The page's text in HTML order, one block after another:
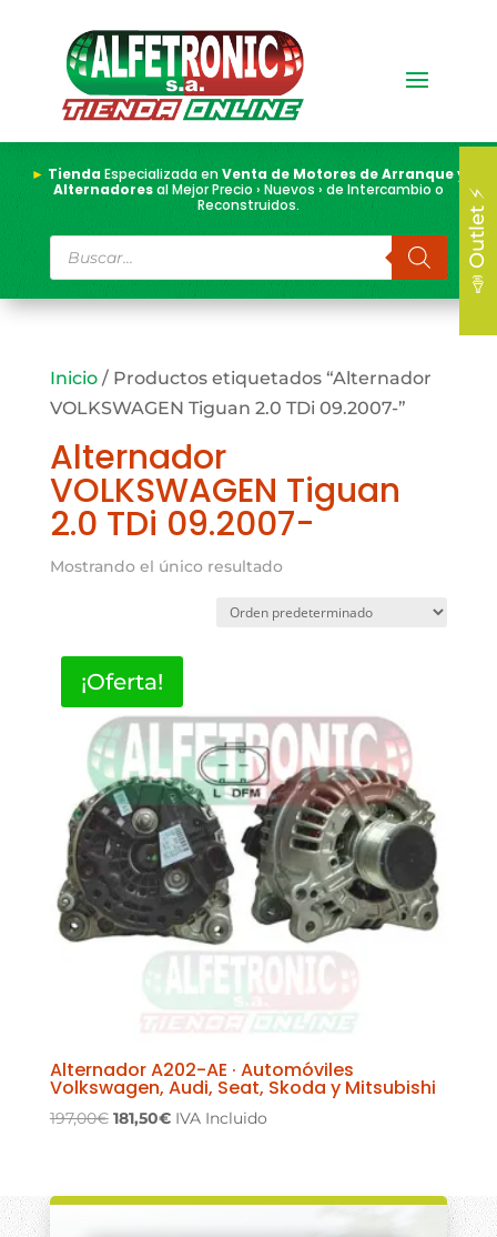
► TiendaEspecializada enVenta de Motores de Arranque y
Alternadoresal Mejor Precio › Nuevos › de Intercambio o
Reconstruidos.
Búsqueda
de
productos
Inicio/ Productos etiquetados “Alternador
VOLKSWAGEN Tiguan 2.0 TDi 09.2007-”
Alternador
VOLKSWAGEN Tiguan
2.0 TDi 09.2007-
Mostrando el único resultado
¡Oferta!
Alternador A202-AE · Automóviles
Volkswagen, Audi, Seat, Skoda y Mitsubishi
197,00€ El
era:
181,50€El
es:
IVA Incluido
📣 Outlet ⚡